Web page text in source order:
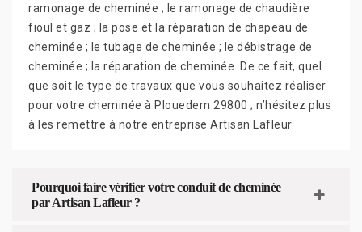
ramonage de cheminée ; le ramonage de chaudière
fioul et gaz ; la pose et la réparation de chapeau de
cheminée ; le tubage de cheminée ; le débistrage de
cheminée ; la réparation de cheminée. De ce fait, quel
que soit le type de travaux que vous souhaitez réaliser
pour votre cheminée à Plouedern 29800 ; n’hésitez plus
à les remettre à notre entreprise Artisan Lafleur.
Pourquoi faire vérifier votre conduit de cheminée
par Artisan Lafleur ?